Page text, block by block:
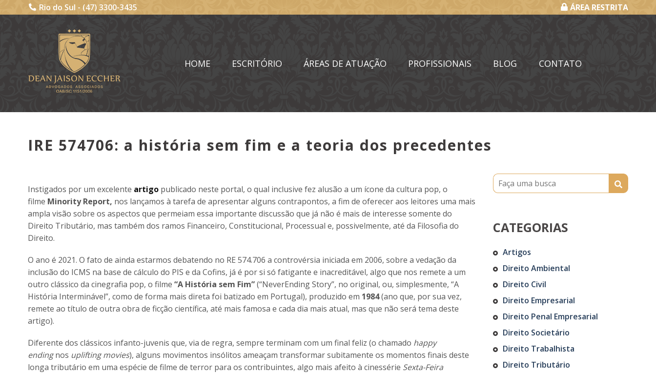
Rio do Sul - (47) 3300-3435 ÁREA RESTRITA
HOME ESCRITÓRIO ÁREAS DE ATUAÇÃO PROFISSIONAIS BLOG CONTATO
IRE 574706: a história sem fim e a teoria dos precedentes
Instigados por um excelente artigo publicado neste portal, o qual inclusive fez alusão a um ícone da cultura pop, o
filme Minority Report, nos lançamos à tarefa de apresentar alguns contrapontos, a fim de oferecer aos leitores uma mais
ampla visão sobre os aspectos que permeiam essa importante discussão que já não é mais de interesse somente do
Direito Tributário, mas também dos ramos Financeiro, Constitucional, Processual e, possivelmente, até da Filosofia do
Direito.
O ano é 2021. O fato de ainda estarmos debatendo no RE 574.706 a controvérsia iniciada em 2006, sobre a vedação da
inclusão do ICMS na base de cálculo do PIS e da Cofins, já é por si só fatigante e inacreditável, algo que nos remete a um
outro clássico da cinegrafia pop, o filme “A História sem Fim”(“NeverEnding Story”, no original, ou, simplesmente, “A
História Interminável”, como de forma mais direta foi batizado em Portugal), produzido em 1984(ano que, por sua vez,
remete ao título de outra obra de ficção científica, até mais famosa e cada dia mais atual, mas que não será tema deste
artigo).
Diferente dos clássicos infanto-juvenis que, via de regra, sempre terminam com um final feliz (o chamado happy
endingnos uplifting movies), alguns movimentos insólitos ameaçam transformar subitamente os momentos finais deste
longa tributário em uma espécie de filme de terror para os contribuintes, algo mais afeito à cinessérie Sexta-Feira
CATEGORIAS
Artigos
Direito Ambiental
Direito Civil
Direito Empresarial
Direito Penal Empresarial
Direito Societário
Direito Trabalhista
Direito Tributário